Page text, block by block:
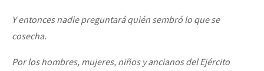
Y entonces nadie preguntará quién sembró lo que se
cosecha.
Por los hombres, mujeres, niños y ancianos del Ejército